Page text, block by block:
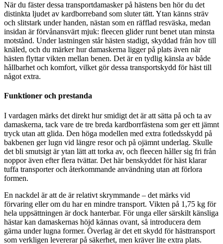
När du fäster dessa transportdamasker på hästens ben hör du det
distinkta ljudet av kardborreband som sluter tätt. Ytan känns sträv
och slitstark under handen, nästan som en räfflad resväska, medan
insidan är förvånansvärt mjuk: fleecen glider runt benet utan minsta
motstånd. Under lastningen står hästen stadigt, skyddad från hov till
knäled, och du märker hur damaskerna ligger på plats även när
hästen flyttar vikten mellan benen. Det är en tydlig känsla av både
hållbarhet och komfort, vilket gör dessa transportskydd för häst till
något extra.
Funktioner och prestanda
I vardagen märks det direkt hur smidigt det är att sätta på och ta av
damaskerna, tack vare de tre breda kardborrfästena som ger ett jämnt
tryck utan att glida. Den höga modellen med extra fotledsskydd på
bakbenen ger lugn vid längre resor och på ojämnt underlag. Skulle
det bli smutsigt är ytan lätt att torka av, och fleecen håller sig fri från
noppor även efter flera tvättar. Det här benskyddet för häst klarar
tuffa transporter och återkommande användning utan att förlora
formen.
En nackdel är att de är relativt skrymmande – det märks vid
förvaring eller om du har en mindre transport. Vikten på 1,75 kg för
hela uppsättningen är dock hanterbar. För unga eller särskilt känsliga
hästar kan damaskernas höjd kännas ovant, så introducera dem
gärna under lugna former. Överlag är det ett skydd för hästtransport
som verkligen levererar på säkerhet, men kräver lite extra plats.